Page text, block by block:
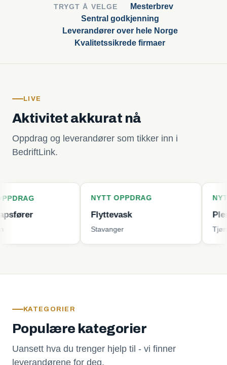
TRYGT Å VELGE
Mesterbrev
Sentral godkjenning
Leverandører over hele Norge
Kvalitetssikrede firmaer
LIVE
Aktivitet akkurat nå
Oppdrag og leverandører som tikker inn i
BedriftLink.
NYTT OPPDRAG
Flyttevask
NYTT
KATEGORIER
Populære kategorier
Uansett hva du trenger hjelp til - vi finner
leverandørene for deg.